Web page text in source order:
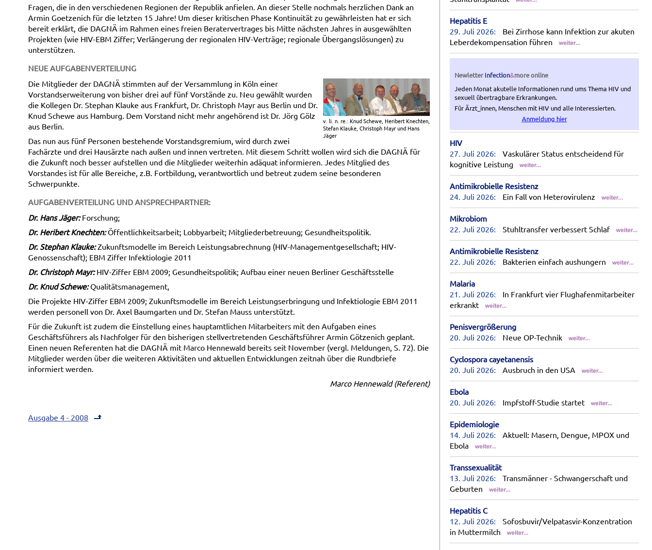
Fragen, die in den verschiedenen Regionen der Republik anfielen. An dieser Stelle nochmals herzlichen Dank an
Armin Goetzenich für die letzten 15 Jahre! Um dieser kritischen Phase Kontinuität zu gewährleisten hat er sich
bereit erklärt, die DAGNÄ im Rahmen eines freien Beratervertrages bis Mitte nächsten Jahres in ausgewählten
Projekten (wie HIV-EBM Ziffer; Verlängerung der regionalen HIV-Verträge; regionale Übergangslösungen) zu
unterstützen.
NEUE AUFGABENVERTEILUNG
v. li. n. re.: Knud Schewe, Heribert Knechten,
Stefan Klauke, Christoph Mayr und Hans
Jäger
Die Mitglieder der DAGNÄ stimmten auf der Versammlung in Köln einer
Vorstandserweiterung von bisher drei auf fünf Vorstände zu. Neu gewählt wurden
die Kollegen Dr. Stephan Klauke aus Frankfurt, Dr. Christoph Mayr aus Berlin und Dr.
Knud Schewe aus Hamburg. Dem Vorstand nicht mehr angehörend ist Dr. Jörg Gölz
aus Berlin.
Das nun aus fünf Personen bestehende Vorstandsgremium, wird durch zwei
Fachärzte und drei Hausärzte nach außen und innen vertreten. Mit diesem Schritt wollen wird sich die DAGNÄ für
die Zukunft noch besser aufstellen und die Mitglieder weiterhin adäquat informieren. Jedes Mitglied des
Vorstandes ist für alle Bereiche, z.B. Fortbildung, verantwortlich und betreut zudem seine besonderen
Schwerpunkte.
AUFGABENVERTEILUNG UND ANSPRECHPARTNER:
Dr. Hans Jäger:Forschung;
Dr. Heribert Knechten:Öffentlichkeitsarbeit; Lobbyarbeit; Mitgliederbetreuung; Gesundheitspolitik.
Dr. Stephan Klauke:Zukunftsmodelle im Bereich Leistungsabrechnung (HIV-Managementgesellschaft; HIV-
Genossenschaft); EBM Ziffer Infektiologie 2011
Dr. Christoph Mayr:HIV-Ziffer EBM 2009; Gesundheitspolitik; Aufbau einer neuen Berliner Geschäftsstelle
Dr. Knud Schewe:Qualitätsmanagement,
Die Projekte HIV-Ziffer EBM 2009; Zukunftsmodelle im Bereich Leistungserbringung und Infektiologie EBM 2011
werden personell von Dr. Axel Baumgarten und Dr. Stefan Mauss unterstützt.
Für die Zukunft ist zudem die Einstellung eines hauptamtlichen Mitarbeiters mit den Aufgaben eines
Geschäftsführers als Nachfolger für den bisherigen stellvertretenden Geschäftsführer Armin Götzenich geplant.
Einen neuen Referenten hat die DAGNÄ mit Marco Hennewald bereits seit November (vergl. Meldungen, S. 72). Die
Mitglieder werden über die weiteren Aktivitäten und aktuellen Entwicklungen zeitnah über die Rundbriefe
informiert werden.
Marco Hennewald (Referent)
Ausgabe 4 - 2008
Hepatitis E
29. Juli 2026:
Bei Zirrhose kann Infektion zur akuten
Leberdekompensation führen
NewletterInfection&moreonline
Jeden Monat akutelle Informationen rund ums Thema HIV und
sexuell übertragbare Erkrankungen.
Für Ärzt_innen, Menschen mit HIV und alle Interessierten.
Anmeldung hier
HIV
27. Juli 2026:
Vaskulärer Status entscheidend für
kognitive Leistung
Antimikrobielle Resistenz
24. Juli 2026:
Ein Fall von Heterovirulenz
Mikrobiom
22. Juli 2026:
Stuhltransfer verbessert Schlaf
Antimikrobielle Resistenz
22. Juli 2026:
Bakterien einfach aushungern
Malaria
21. Juli 2026:
In Frankfurt vier Flughafenmitarbeiter
erkrankt
Penisvergrößerung
20. Juli 2026:
Neue OP-Technik
Cyclospora cayetanensis
20. Juli 2026:
Ausbruch in den USA
Ebola
20. Juli 2026:
Impfstoff-Studie startet
Epidemiologie
14. Juli 2026:
Aktuell: Masern, Dengue, MPOX und
Ebola
Transsexualität
13. Juli 2026:
Transmänner - Schwangerschaft und
Geburten
Hepatitis C
12. Juli 2026:
Sofosbuvir/Velpatasvir-Konzentration
in Muttermilch